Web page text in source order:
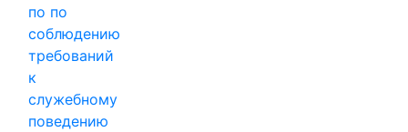
по по
соблюдению
требований
к
служебному
поведению